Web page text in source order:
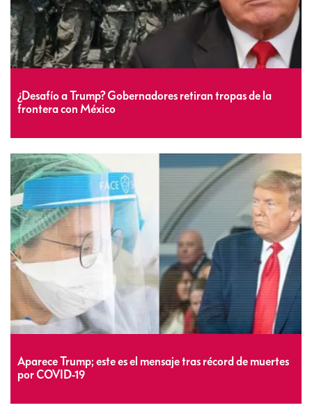
¿Desafío a Trump? Gobernadores retiran tropas de la
frontera con México
Aparece Trump; este es el mensaje tras récord de muertes
por COVID-19